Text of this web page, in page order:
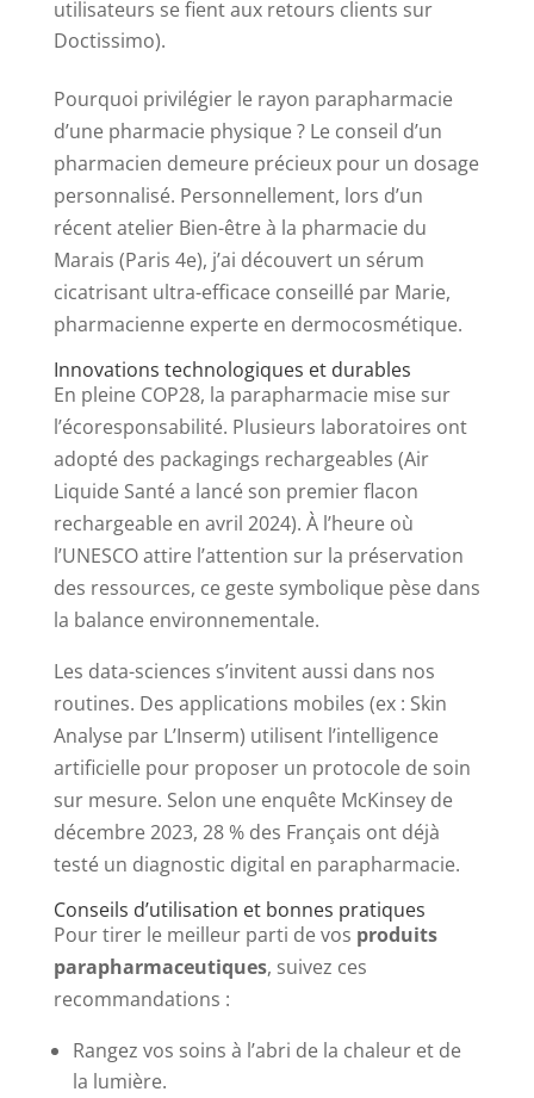
utilisateurs se fient aux retours clients sur
Doctissimo).
Pourquoi privilégier le rayon parapharmacie
d’une pharmacie physique ? Le conseil d’un
pharmacien demeure précieux pour un dosage
personnalisé. Personnellement, lors d’un
récent atelier Bien-être à la pharmacie du
Marais (Paris 4e), j’ai découvert un sérum
cicatrisant ultra-efficace conseillé par Marie,
pharmacienne experte en dermocosmétique.
Innovations technologiques et durables
En pleine COP28, la parapharmacie mise sur
l’écoresponsabilité. Plusieurs laboratoires ont
adopté des packagings rechargeables (Air
Liquide Santé a lancé son premier flacon
rechargeable en avril 2024). À l’heure où
l’UNESCO attire l’attention sur la préservation
des ressources, ce geste symbolique pèse dans
la balance environnementale.
Les data-sciences s’invitent aussi dans nos
routines. Des applications mobiles (ex : Skin
Analyse par L’Inserm) utilisent l’intelligence
artificielle pour proposer un protocole de soin
sur mesure. Selon une enquête McKinsey de
décembre 2023, 28 % des Français ont déjà
testé un diagnostic digital en parapharmacie.
Conseils d’utilisation et bonnes pratiques
Pour tirer le meilleur parti de vos produits
parapharmaceutiques, suivez ces
recommandations :
Rangez vos soins à l’abri de la chaleur et de
la lumière.